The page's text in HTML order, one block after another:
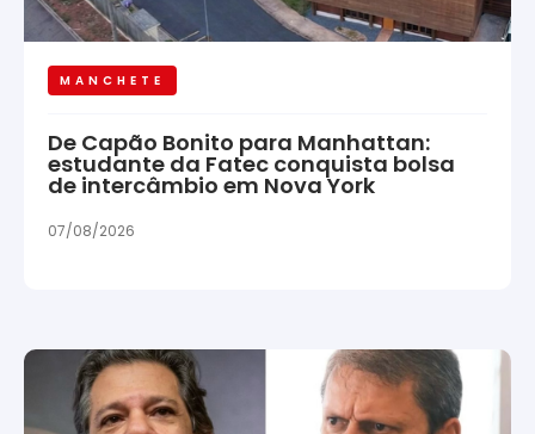
MANCHETE
De Capão Bonito para Manhattan:
estudante da Fatec conquista bolsa
de intercâmbio em Nova York
07/08/2026